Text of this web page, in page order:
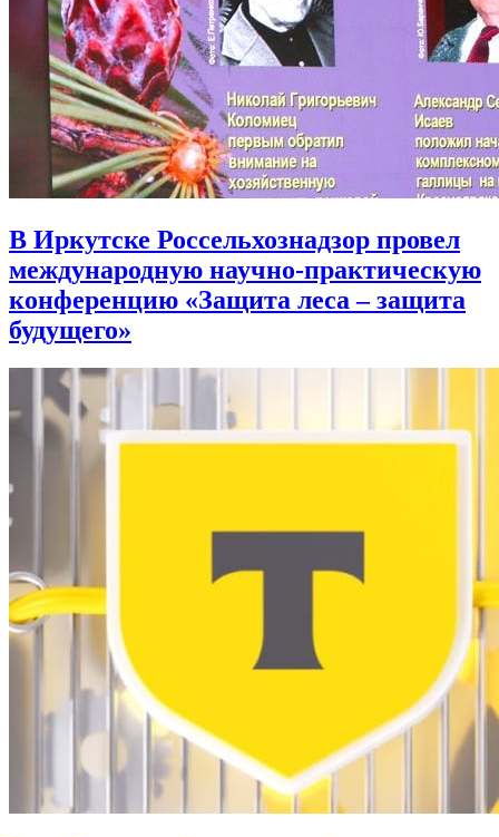
В Иркутске Россельхознадзор провел
международную научно-практическую
конференцию «Защита леса – защита
будущего»